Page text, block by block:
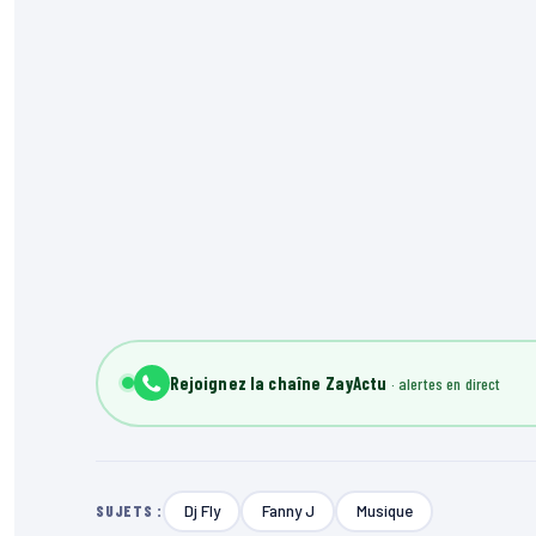
Rejoignez la chaîne ZayActu
SUJETS : Dj Fly Fanny J Musique